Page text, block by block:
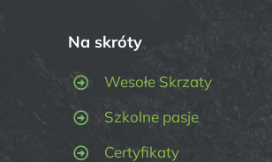
Na skróty
Wesołe Skrzaty
Szkolne pasje
Certyfikaty